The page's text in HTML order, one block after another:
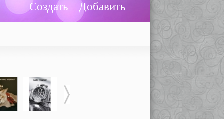
Добавить
Создать